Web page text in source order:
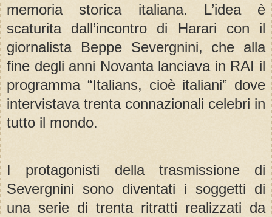
memoria storica italiana. L’idea è
scaturita dall’incontro di Harari con il
giornalista Beppe Severgnini, che alla
fine degli anni Novanta lanciava in RAI il
programma “Italians, cioè italiani” dove
intervistava trenta connazionali celebri in
tutto il mondo.
I protagonisti della trasmissione di
Severgnini sono diventati i soggetti di
una serie di trenta ritratti realizzati da